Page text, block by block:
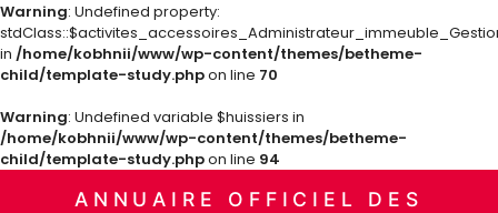
Warning: Undefined property:
in /home/kobhnii/www/wp-content/themes/betheme-
child/template-study.phpon line 70
Warning: Undefined variable $huissiers in
/home/kobhnii/www/wp-content/themes/betheme-
child/template-study.phpon line 94
ANNUAIRE OFFICIEL DES